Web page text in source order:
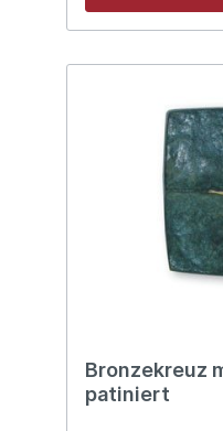
Bronzekreuz
patiniert